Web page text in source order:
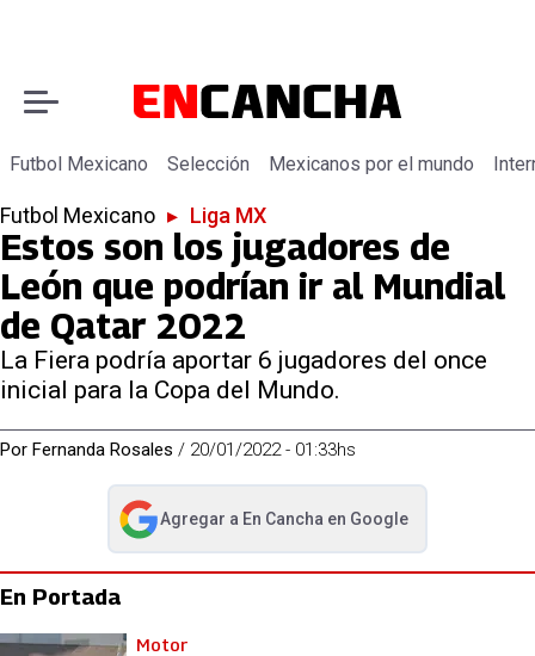
Futbol Mexicano Selección Mexicanos por el mundo
Futbol Mexicano ▸ Liga MX
Estos son los jugadores de
León que podrían ir al Mundial
de Qatar 2022
La Fiera podría aportar 6 jugadores del once
inicial para la Copa del Mundo.
Por Fernanda Rosales / 20/01/2022 - 01:33hs
Agregar a En Cancha en Google
abre en nueva pestaña
En Portada
Motor